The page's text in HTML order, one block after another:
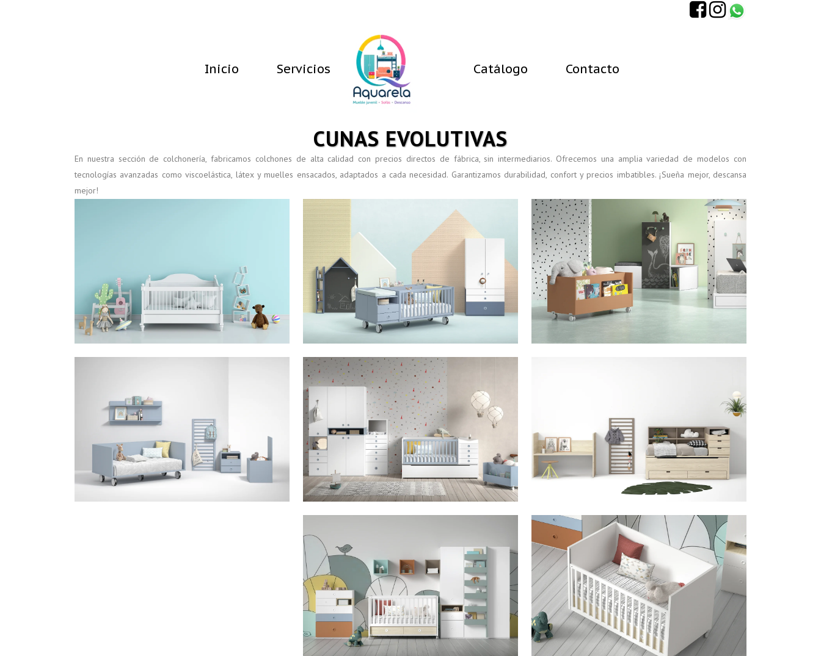
Inicio Servicios Catálogo Contacto
CUNAS EVOLUTIVAS
En nuestra sección de colchonería, fabricamos colchones de alta calidad con precios directos de fábrica, sin intermediarios. Ofrecemos una amplia variedad de modelos con
tecnologías avanzadas como viscoelástica, látex y muelles ensacados, adaptados a cada necesidad. Garantizamos durabilidad, confort y precios imbatibles. ¡Sueña mejor, descansa
mejor!